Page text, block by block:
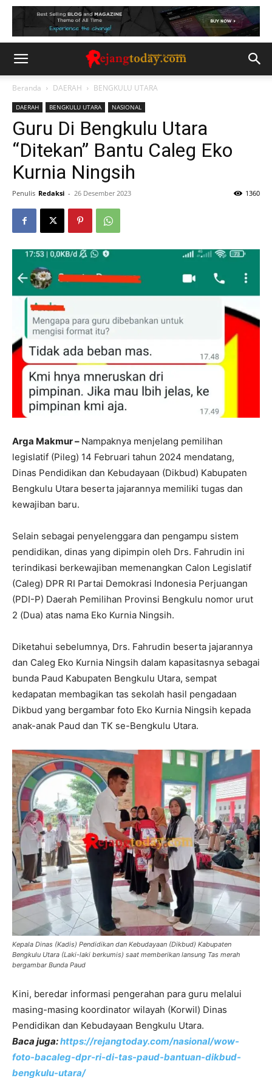
Beranda DAERAH BENGKULU UTARA
DAERAH BENGKULU UTARA NASIONAL
Guru Di Bengkulu Utara
“Ditekan” Bantu Caleg Eko
Kurnia Ningsih
Penulis Redaksi - 26 Desember 2023 1360
Arga Makmur – Nampaknya menjelang pemilihan
legislatif (Pileg) 14 Februari tahun 2024 mendatang,
Dinas Pendidikan dan Kebudayaan (Dikbud) Kabupaten
Bengkulu Utara beserta jajarannya memiliki tugas dan
kewajiban baru.
Selain sebagai penyelenggara dan pengampu sistem
pendidikan, dinas yang dipimpin oleh Drs. Fahrudin ini
terindikasi berkewajiban memenangkan Calon Legislatif
(Caleg) DPR RI Partai Demokrasi Indonesia Perjuangan
(PDI-P) Daerah Pemilihan Provinsi Bengkulu nomor urut
2 (Dua) atas nama Eko Kurnia Ningsih.
Diketahui sebelumnya, Drs. Fahrudin beserta jajarannya
dan Caleg Eko Kurnia Ningsih dalam kapasitasnya sebagai
bunda Paud Kabupaten Bengkulu Utara, sempat
kedapatan membagikan tas sekolah hasil pengadaan
Dikbud yang bergambar foto Eko Kurnia Ningsih kepada
anak-anak Paud dan TK se-Bengkulu Utara.
Kepala Dinas (Kadis) Pendidikan dan Kebudayaan (Dikbud) Kabupaten
Bengkulu Utara (Laki-laki berkumis) saat memberikan lansung Tas merah
bergambar Bunda Paud
Kini, beredar informasi pengerahan para guru melalui
masing-masing koordinator wilayah (Korwil) Dinas
Pendidikan dan Kebudayaan Bengkulu Utara.
Baca juga:https://rejangtoday.com/nasional/wow-
foto-bacaleg-dpr-ri-di-tas-paud-bantuan-dikbud-
bengkulu-utara/